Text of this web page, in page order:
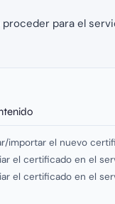
para el
importar el nuevo
el certificado en el
el certificado en el